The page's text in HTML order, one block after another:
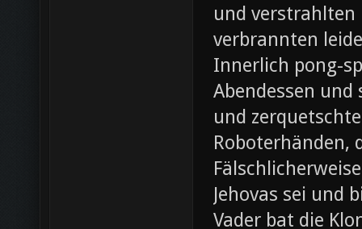
und verstrahlten
verbrannten
Innerlich pong-
Abendessen
und
Roboterhänden,
Jehovas sei und
Vader bat die